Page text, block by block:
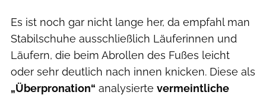
Es ist noch gar nicht lange her, da empfahl man
Stabilschuhe ausschließlich Läuferinnen und
Läufern, die beim Abrollen des Fußes leicht
oder sehr deutlich nach innen knicken. Diese als
„Überpronation“ analysierte vermeintliche